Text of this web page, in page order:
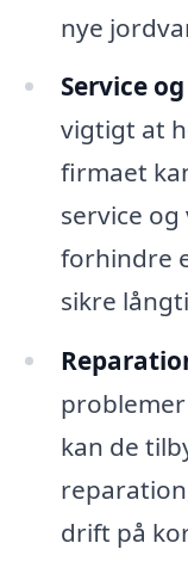
nye
Service
vigtigt at
firmaet
service
forhindre
sikre
kan de
drift på